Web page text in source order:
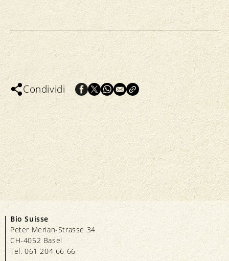
Condividi
Bio Suisse
Peter Merian-Strasse 34
CH-4052 Basel
Tel. 061 204 66 66